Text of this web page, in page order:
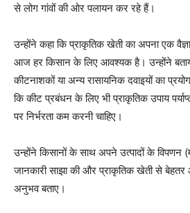
से लोग गांवों की ओर पलायन कर रहे हैं।
उन्होंने कहा कि प्राकृतिक खेती का अपना एक
आज हर किसान के लिए आवश्यक है। उन्होंने
कीटनाशकों या अन्य रासायनिक दवाइयों का
कि कीट प्रबंधन के लिए भी प्राकृतिक उपाय
पर निर्भरता कम करनी चाहिए।
उन्होंने किसानों के साथ अपने उत्पादों के विपणन
जानकारी साझा की और प्राकृतिक खेती से
अनुभव बताए।